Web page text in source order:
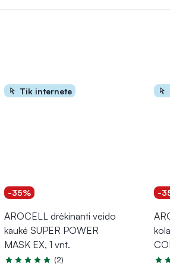
Tik internete
-35%
AROCELL drėkinanti veido
kaukė SUPER POWER
MASK EX, 1 vnt.
Įvertinimas 5.0 iš 5
(2)
-